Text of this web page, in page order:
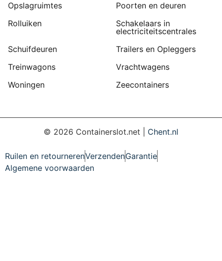
Opslagruimtes
Poorten en deuren
Rolluiken
Schakelaars in
electriciteitscentrales
Schuifdeuren
Trailers en Opleggers
Treinwagons
Vrachtwagens
Woningen
Zeecontainers
© 2026 Containerslot.net | Chent.nl
Ruilen en retournerenVerzendenGarantie
Algemene voorwaarden